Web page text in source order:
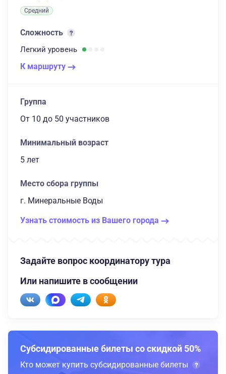
Средний
Сложность
Легкий уровень
К маршруту
Группа
От 10 до 50 участников
Минимальный возраст
5 лет
Место сбора группы
г. Минеральные Воды
Узнать стоимость из Вашего города
Задайте вопрос координатору тура
Или напишите в сообщении
Субсидированные билеты со скидкой 50%
Кто может купить субсидированные билеты